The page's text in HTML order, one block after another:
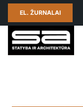
EL. ŽURNALAI